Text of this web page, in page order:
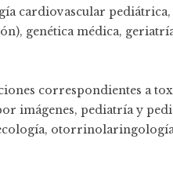
cardiovascular
genética médica,
correspondientes a
imágenes, pediatría y
otorrinolaringología